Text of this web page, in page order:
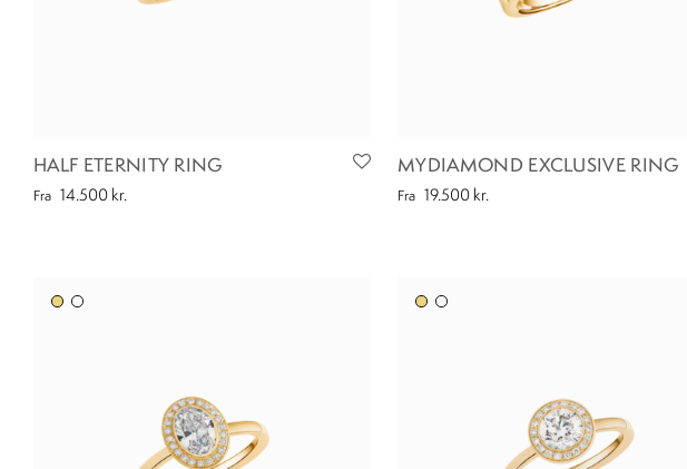
HALF ETERNITY RING
Fra 14.500 kr.
MYDIAMOND EXCLUSIVE RING
Fra 19.500 kr.